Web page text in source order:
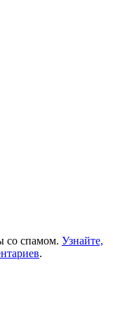
со спамом. Узнайте,
.